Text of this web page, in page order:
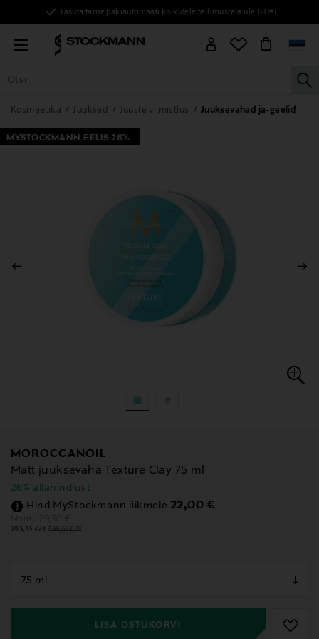
Tasuta tarne pakiautomaati kõikidele tellimustele üle 120€!
Menu
KÕIK TOOTED NAISED MEHED LAPSED KODU
Kosmeetika Juuksed Juuste viimistlus Juuksevahad ja-geelid
MYSTOCKMANN EELIS 26%
MOROCCANOIL
Matt juuksevaha Texture Clay 75 ml
26% allahindlust
Hind MyStockmann liikmele Discounted Price
22,00 €
Norm. Original Price
29,90 €
293,33 €/1l 398,67 €/1l
LISA OSTUKORVI
null